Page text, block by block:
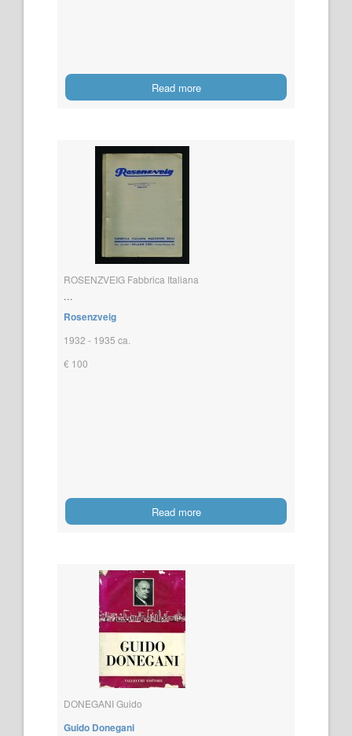
Read more
ROSENZVEIG Fabbrica Italiana
...
Rosenzveig
1932 - 1935 ca.
€ 100
Read more
DONEGANI Guido
Guido Donegani